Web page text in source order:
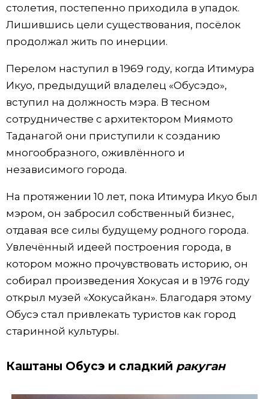
столетия, постепенно приходила в упадок.
Лишившись цели существования, посёлок
продолжал жить по инерции.
Перелом наступил в 1969 году, когда Итимура
Икуо, предыдущий владелец «Обусэдо»,
вступил на должность мэра. В тесном
сотрудничестве с архитектором Миямото
Таданагой они приступили к созданию
многообразного, оживлённого и
независимого города.
На протяжении 10 лет, пока Итимура Икуо был
мэром, он забросил собственный бизнес,
отдавая все силы будущему родного города.
Увлечённый идеей построения города, в
котором можно прочувствовать историю, он
собирал произведения Хокусая и в 1976 году
открыл музей «Хокусайкан». Благодаря этому
Обусэ стал привлекать туристов как город
старинной культуры.
Каштаны Обусэ и сладкий ракуган